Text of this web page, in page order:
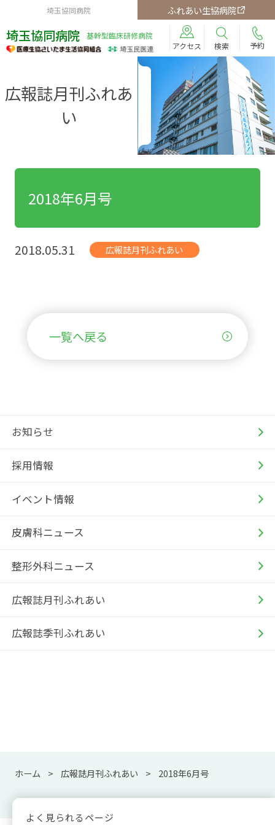
埼玉協同病院 ふれあい生協病院
埼玉協同病院
基幹型臨床研修病院
アクセス
検索 予約
広報誌月刊ふれあ
い
お知らせ
採用情報
イベント情報
皮膚科ニュース
整形外科ニュース
広報誌月刊ふれあい
広報誌季刊ふれあい
2018年6月号
2018.05.31 広報誌月刊ふれあい
一覧へ戻る
ホーム 広報誌月刊ふれあい 2018年6月号
よく見られるページ